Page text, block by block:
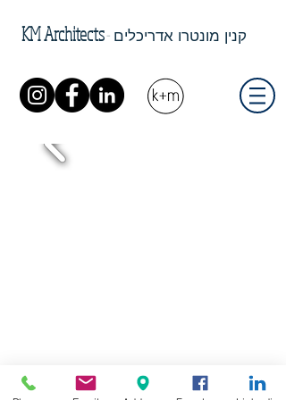
KM Architects- קנין מונטרו אדריכלים